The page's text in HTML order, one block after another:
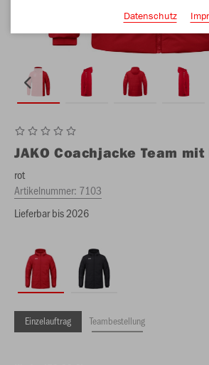
JAKO Coachjacke Team mit
rot
Artikelnummer: 7103
Lieferbar bis 2026
Einzelauftrag Teambestellung
Datenschutz